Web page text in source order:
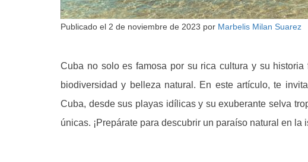
Publicado el 2 de noviembre de 2023 por Marbelis Milan Suarez
Cuba no solo es famosa por su rica cultura y su
biodiversidad y belleza natural. En este artículo, te
Cuba, desde sus playas idílicas y su exuberante selva
únicas. ¡Prepárate para descubrir un paraíso natural en la